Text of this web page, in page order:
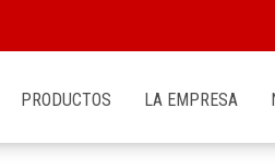
PRODUCTOS LA EMPRESA